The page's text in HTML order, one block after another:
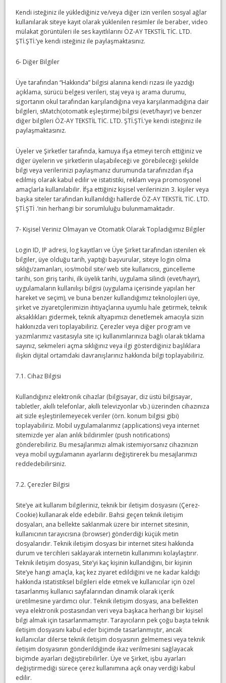
Kendi isteğiniz ile yüklediğiniz ve/veya diğer izin verilen sosyal ağlar
kullanılarak siteye kayıt olarak yüklenilen resimler ile beraber, video
mülakat görüntüleri ile ses kayıtlılarını ÖZ-AY TEKSTİL TİC. LTD.
ŞTİ.ŞTİ.’ye kendi isteğiniz ile paylaşmaktasınız.
6- Diğer Bilgiler
Üye tarafından “Hakkında” bilgisi alanına kendi rızası ile yazdığı
açıklama, sürücü belgesi verileri, staj veya iş arama durumu,
sigortanın okul tarafından karşılandığına veya karşılanmadığına dair
bilgileri, sMatch(otomatik eşleştirme) bilgisi (evet/hayır) ve benzer
diğer bilgileri ÖZ-AY TEKSTİL TİC. LTD. ŞTİ.ŞTİ.’ye kendi isteğiniz ile
paylaşmaktasınız.
Üyeler ve Şirketler tarafında, kamuya ifşa etmeyi tercih ettiğiniz ve
diğer üyelerin ve şirketlerin ulaşabileceği ve görebileceği şekilde
bilgi veya verilerinizi paylaşmanız durumunda tarafınızdan ifşa
edilmiş olarak kabul edilir ve istatistiki, reklam veya promosyonel
amaçlarla kullanılabilir. İfşa ettiğiniz kişisel verilerinizin 3. kişiler veya
başka siteler tarafından kullanıldığı hallerde ÖZ-AY TEKSTİL TİC. LTD.
ŞTİ.ŞTİ .’nin herhangi bir sorumluluğu bulunmamaktadır.
7- Kişisel Veriniz Olmayan ve Otomatik Olarak Topladığımız Bilgiler
Login ID, IP adresi, log kayıtları ve Üye Şirket tarafından istenilen ek
bilgiler, üye olduğu tarih, yaptığı başvurular, siteye login olma
sıklığı/zamanları, ios/mobil site/ web site kullanıcısı, güncelleme
tarihi, son giriş tarihi, ilk üyelik tarihi, uygulama silindi (evet/hayır),
uygulamaların kullanılışı bilgisi (uygulama içerisinde yapılan her
hareket ve seçim), ve buna benzer kullandığımız teknolojileri üye,
şirket ve ziyaretçilerimizin ihtiyaçlarına uyumlu hale getirmek, teknik
aksaklıkları gidermek, teknik altyapımızı denetlemek amacıyla sizin
hakkınızda veri toplayabiliriz. Çerezler veya diğer program ve
yazımlarımız vasıtasıyla site içi kullanımlarınıza bağlı olarak tıklama
sayınız, sekmeleri açma sıklığınız veya ilgi gösterdiğiniz başlıklara
ilişkin dijital ortamdaki davranışlarınız hakkında bilgi toplayabiliriz.
7.1. Cihaz Bilgisi
Kullandığınız elektronik cihazlar (bilgisayar, diz üstü bilgisayar,
tabletler, akıllı telefonlar, akıllı televizyonlar vb.) üzerinden cihazınıza
ait sizle eşleştirilemeyecek veriler (örn. konum bilgisi gibi)
toplayabiliriz. Mobil uygulamalarımız (applications) veya internet
sitemizde yer alan anlık bildirimler (push notifications)
gönderebiliriz. Bu mesajlarımızı almak istemiyorsanız cihazınızın
veya mobil uygulamanın ayarlarını değiştirerek bu mesajlarımızı
reddedebilirsiniz.
7.2. Çerezler Bilgisi
Site’ye ait kullanım bilgileriniz, teknik bir iletişim dosyasını (Çerez-
Cookie) kullanarak elde edebilir. Bahsi geçen teknik iletişim
dosyaları, ana bellekte saklanmak üzere bir internet sitesinin,
kullanıcının tarayıcısına (browser) gönderdiği küçük metin
dosyalarıdır. Teknik iletişim dosyası bir internet sitesi hakkında
durum ve tercihleri saklayarak internetin kullanımını kolaylaştırır.
Teknik iletişim dosyası, Site’yi kaç kişinin kullandığını, bir kişinin
Site’ye hangi amaçla, kaç kez ziyaret edildiğini ve ne kadar kaldığı
hakkında istatistiksel bilgileri elde etmek ve kullanıcılar için özel
tasarlanmış kullanıcı sayfalarından dinamik olarak içerik
üretilmesine yardımcı olur. Teknik iletişim dosyası, ana bellekten
veya elektronik postasından veri veya başkaca herhangi bir kişisel
bilgi almak için tasarlanmamıştır. Tarayıcıların pek çoğu başta teknik
iletişim dosyasını kabul eder biçimde tasarlanmıştır, ancak
kullanıcılar dilerse teknik iletişim dosyasının gelmemesi veya teknik
iletişim dosyasının gönderildiğinde ikaz verilmesini sağlayacak
biçimde ayarları değiştirebilirler. Üye ve Şirket, işbu ayarları
değiştirmediği sürece çerez kullanımına açık onay verdiği kabul
edilir.